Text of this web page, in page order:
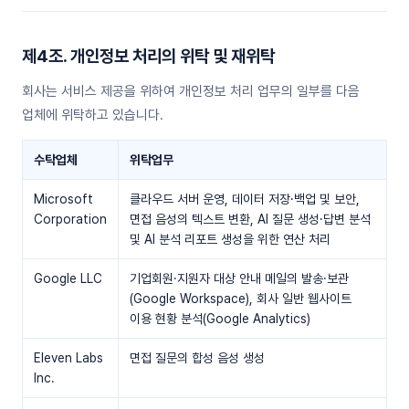
제4조. 개인정보 처리의 위탁 및 재위탁
회사는 서비스 제공을 위하여 개인정보 처리 업무의 일부를 다음
업체에 위탁하고 있습니다.
수탁업체 위탁업무
Microsoft
Corporation
클라우드 서버 운영, 데이터 저장·백업 및 보안,
면접 음성의 텍스트 변환, AI 질문 생성·답변 분석
및 AI 분석 리포트 생성을 위한 연산 처리
Google LLC
기업회원·지원자 대상 안내 메일의 발송·보관
(Google Workspace), 회사 일반 웹사이트
이용 현황 분석(Google Analytics)
Eleven Labs
Inc.
면접 질문의 합성 음성 생성